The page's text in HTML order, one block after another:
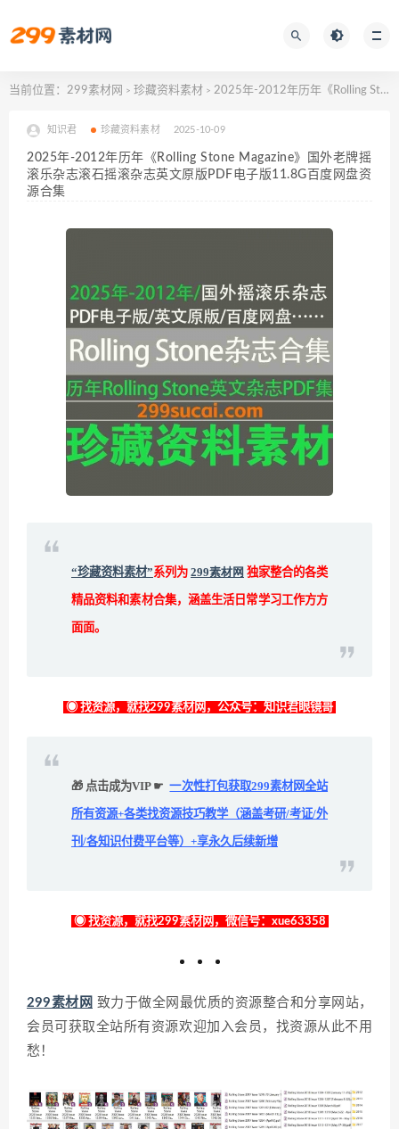
当前位置： 299素材网 > 珍藏资料素材 > 2025年-2012年历年《Rolling Stone Magazine》国外老牌摇滚乐杂志滚石摇滚杂志英文原版PDF电子版11.8G百度网盘资源合集
知识君 珍藏资料素材 2025-10-09
2025年-2012年历年《Rolling Stone Magazine》国外老牌摇
滚乐杂志滚石摇滚杂志英文原版PDF电子版11.8G百度网盘资
源合集
“珍藏资料素材”系列为 299素材网 独家整合的各类
精品资料和素材合集，涵盖生活日常学习工作方方
面面。
◉ 找资源，就找299素材网，公众号：知识君眼镜哥
🎁 点击成为VIP ☛ 一次性打包获取299素材网全站
所有资源+各类找资源技巧教学（涵盖考研/考证/外
刊/各知识付费平台等）+享永久后续新增
◉ 找资源，就找299素材网，微信号：xue63358
299素材网 致力于做全网最优质的资源整合和分享网站，
会员可获取全站所有资源欢迎加入会员，找资源从此不用
愁！